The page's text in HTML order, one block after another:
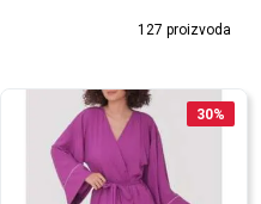
127 proizvoda
30%